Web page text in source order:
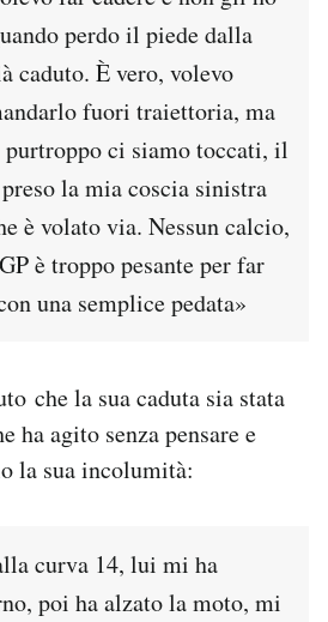
perdo il piede dalla
caduto. È vero, volevo
fuori traiettoria, ma
ci siamo toccati, il
la mia coscia sinistra
è volato via. Nessun calcio,
è troppo pesante per far
una semplice pedata»
che la sua caduta sia stata
ha agito senza pensare e
la sua incolumità:
curva 14, lui mi ha
poi ha alzato la moto, mi